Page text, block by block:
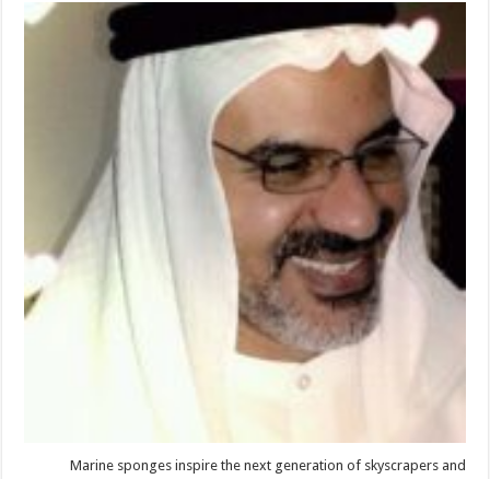
Marine sponges inspire the next generation of skyscrapers and